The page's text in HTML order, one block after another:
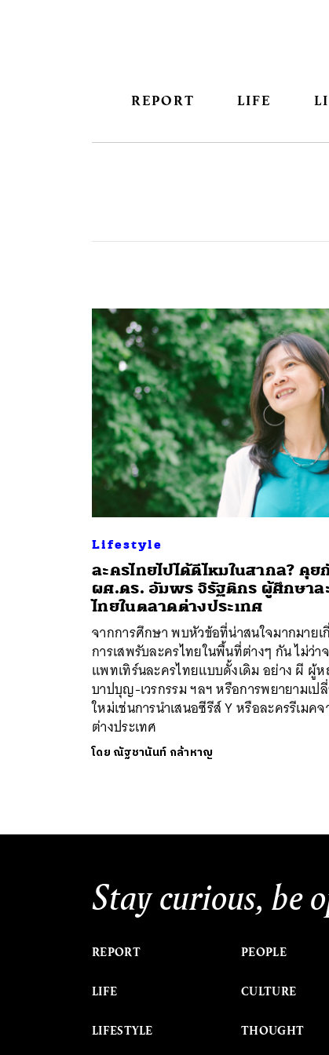
REPORT LIFE
Lifestyle
ละครไทยไปได้ดีไหมในสากล? คุย
ผศ.ดร. อัมพร จิรัฐติกร ผู้ศึกษาล
ไทยในตลาดต่างประเทศ
จากการศึกษา พบหัวข้อที่น่าสนใจมากมายเ
การเสพรับละครไทยในพื้นที่ต่างๆ กัน ไม่ว่า
แพทเทิร์นละครไทยแบบดั้งเดิม อย่าง ผี ผู้
บาปบุญ-เวรกรรม ฯลฯ หรือการพยายามเป
ใหม่เช่นการนำเสนอซีรีส์ Y หรือละครรีเมค
ต่างประเทศ
โดย ณัฐชานันท์ กล้าหาญ
Stay curious, be
REPORT
LIFE
LIFESTYLE
PEOPLE
CULTURE
THOUGHT